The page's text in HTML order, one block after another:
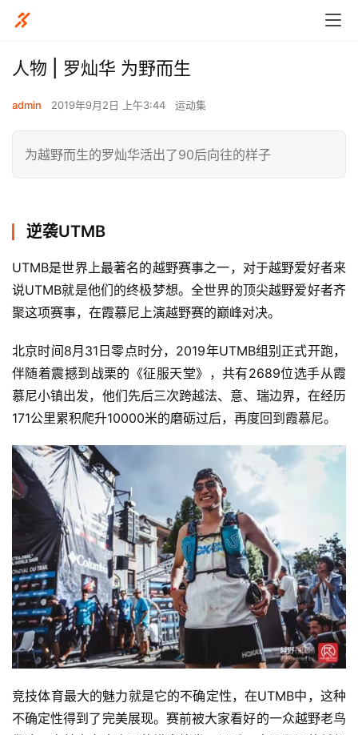
人物 | 罗灿华 为野而生
admin 2019年9月2日 上午3:44 运动集
为越野而生的罗灿华活出了90后向往的样子
逆袭UTMB
UTMB是世界上最著名的越野赛事之一，对于越野爱好者来
说UTMB就是他们的终极梦想。全世界的顶尖越野爱好者齐
聚这项赛事，在霞慕尼上演越野赛的巅峰对决。
北京时间8月31日零点时分，2019年UTMB组别正式开跑，
伴随着震撼到战栗的《征服天堂》，共有2689位选手从霞
慕尼小镇出发，他们先后三次跨越法、意、瑞边界，在经历
171公里累积爬升10000米的磨砺过后，再度回到霞慕尼。
竞技体育最大的魅力就是它的不确定性，在UTMB中，这种
不确定性得到了完美展现。赛前被大家看好的一众越野老鸟